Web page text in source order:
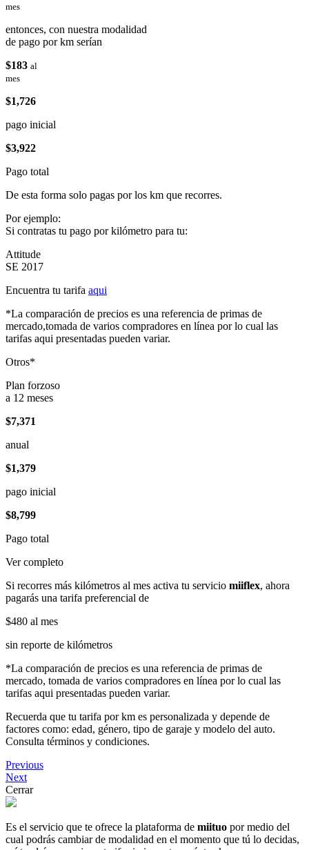
mes
entonces, con nuestra modalidad
de pago por km serían
$183 al
mes
$1,726
pago inicial
$3,922
Pago total
De esta forma solo pagas por los km que recorres.
Por ejemplo:
Si contratas tu pago por kilómetro para tu:
Attitude
SE 2017
Encuentra tu tarifa aqui
*La comparación de precios es una referencia de primas de
mercado,tomada de varios compradores en línea por lo cual las
tarifas aqui presentadas pueden variar.
Otros*
Plan forzoso
a 12 meses
$7,371
anual
$1,379
pago inicial
$8,799
Pago total
Ver completo
Si recorres más kilómetros al mes activa tu servicio miiflex, ahora
pagarás una tarifa preferencial de
$480 al mes
sin reporte de kilómetros
*La comparación de precios es una referencia de primas de
mercado, tomada de varios compradores en línea por lo cual las
tarifas aqui presentadas pueden variar.
Recuerda que tu tarifa por km es personalizada y depende de
factores como: edad, género, tipo de garaje y modelo del auto.
Consulta términos y condiciones.
Previous
Next
Cerrar
Es el servicio que te ofrece la plataforma de miituo por medio del
cual podrás cambiar de modalidad en el momento que tú lo decidas,